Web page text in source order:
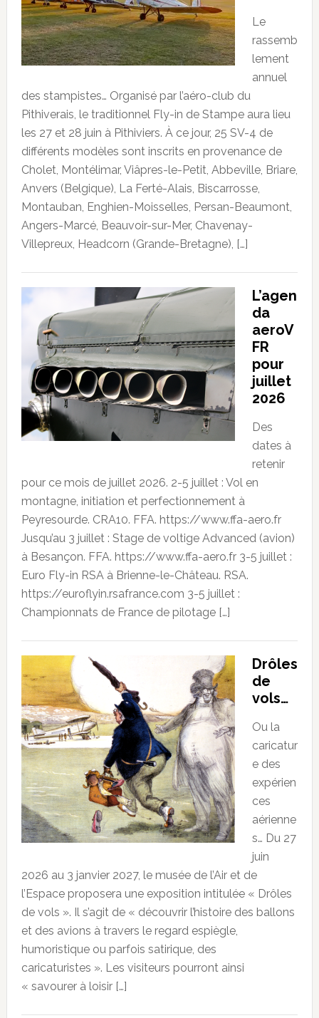
Le
rassemb
lement
annuel
des stampistes… Organisé par l’aéro-club du
Pithiverais, le traditionnel Fly-in de Stampe aura lieu
les 27 et 28 juin à Pithiviers. À ce jour, 25 SV-4 de
différents modèles sont inscrits en provenance de
Cholet, Montélimar, Viâpres-le-Petit, Abbeville, Briare,
Anvers (Belgique), La Ferté-Alais, Biscarrosse,
Montauban, Enghien-Moisselles, Persan-Beaumont,
Angers-Marcé, Beauvoir-sur-Mer, Chavenay-
Villepreux, Headcorn (Grande-Bretagne), […]
L’agen
da
aeroV
FR
pour
juillet
2026
Des
dates à
retenir
pour ce mois de juillet 2026. 2-5 juillet : Vol en
montagne, initiation et perfectionnement à
Peyresourde. CRA10. FFA. https://www.ffa-aero.fr
Jusqu’au 3 juillet : Stage de voltige Advanced (avion)
à Besançon. FFA. https://www.ffa-aero.fr 3-5 juillet :
Euro Fly-in RSA à Brienne-le-Château. RSA.
https://euroflyin.rsafrance.com 3-5 juillet :
Championnats de France de pilotage […]
Drôles
de
vols…
Ou la
caricatur
e des
expérien
ces
aérienne
s… Du 27
juin
2026 au 3 janvier 2027, le musée de l’Air et de
l’Espace proposera une exposition intitulée « Drôles
de vols ». Il s’agit de « découvrir l’histoire des ballons
et des avions à travers le regard espiègle,
humoristique ou parfois satirique, des
caricaturistes ». Les visiteurs pourront ainsi
« savourer à loisir […]